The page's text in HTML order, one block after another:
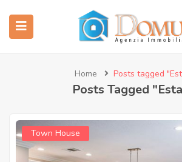
Home Posts tagged
Posts Tagged
Town House